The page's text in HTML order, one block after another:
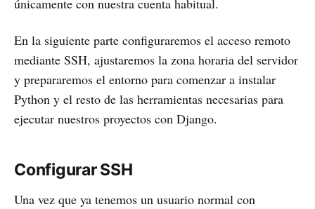
únicamente con nuestra cuenta habitual.
En la siguiente parte configuraremos el acceso remoto
mediante SSH, ajustaremos la zona horaria del servidor
y prepararemos el entorno para comenzar a instalar
Python y el resto de las herramientas necesarias para
ejecutar nuestros proyectos con Django.
Configurar SSH
Una vez que ya tenemos un usuario normal con